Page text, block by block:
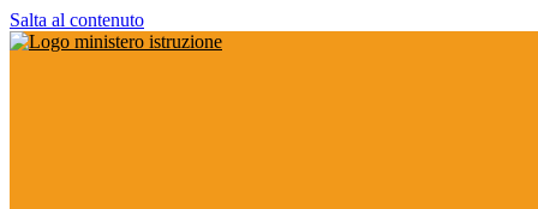
Salta al contenuto